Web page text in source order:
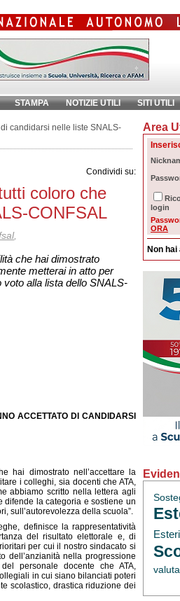
STAMPA NOTIZIE UTILI SITI UTILI
candidarsi nelle liste SNALS-
Condividi su:
coloro che
CONFSAL
,
che hai dimostrato
metterai in atto per
voto alla lista dello SNALS-
ACCETTATO DI CANDIDARSI
hai dimostrato nell’accettare la
i colleghi, sia docenti che ATA,
abbiamo scritto nella lettera agli
difende la categoria e sostiene un
sull’autorevolezza della scuola”.
definisce la rappresentatività
del risultato elettorale e, di
per cui il nostro sindacato si
dell’anzianità nella progressione
personale docente che ATA,
in cui siano bilanciati poteri
scolastico, drastica riduzione dei
Area
login
ORA
Non
Esteri